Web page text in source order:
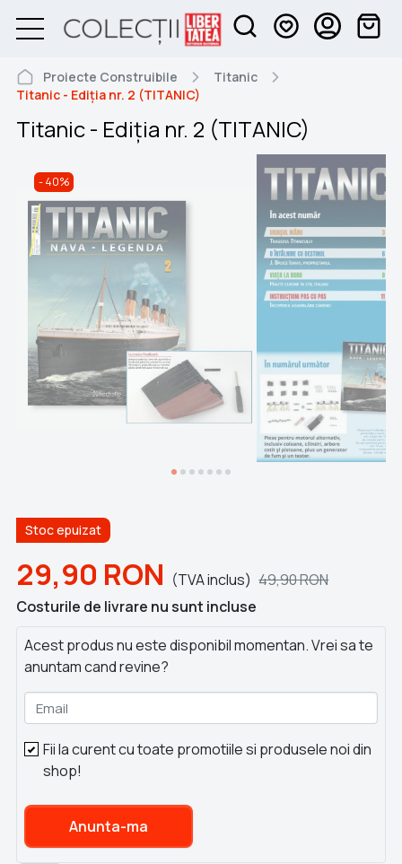
Proiecte Construibile
Titanic
Titanic - Ediția nr. 2 (TITANIC)
Titanic - Ediția nr. 2 (TITANIC)
40%
Stoc epuizat
29,90 RON (TVA inclus) 49,90RON
Costurile de livrare nu sunt incluse
Acest produs nu este disponibil momentan. Vrei sa te
anuntam cand revine?
Email
Fii la curent cu toate promotiile si produsele noi din
shop!
Anunta-ma